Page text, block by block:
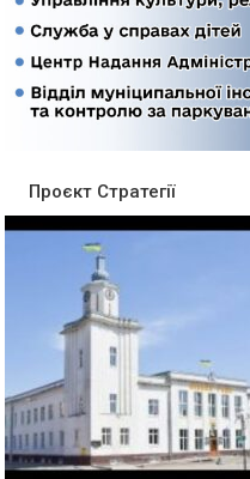
Проєкт Стратегії